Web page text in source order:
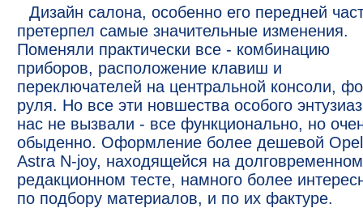
Дизайн салона, особенно его передней
претерпел самые значительные изменения.
Поменяли практически все - комбинацию
приборов, расположение клавиш и
переключателей на центральной консоли,
руля. Но все эти новшества особого
нас не вызвали - все функционально, но
обыденно. Оформление более дешевой Opel
Astra N-joy, находящейся на долговременном
редакционном тесте, намного более
по подбору материалов, и по их фактуре.